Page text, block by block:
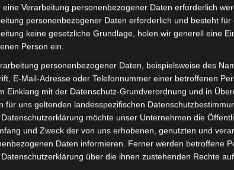
eine Verarbeitung personenbezogener Daten erforderlich
personenbezogener Daten erforderlich und besteht für
keine gesetzliche Grundlage, holen wir generell eine
Person ein.
personenbezogener Daten, beispielsweise des
E-Mail-Adresse oder Telefonnummer einer betroffenen
Einklang mit der Datenschutz-Grundverordnung und in
für uns geltenden landesspezifischen
möchte unser Unternehmen die
und Zweck der von uns erhobenen, genutzten und
Daten informieren. Ferner werden betroffene
über die ihnen zustehenden Rechte